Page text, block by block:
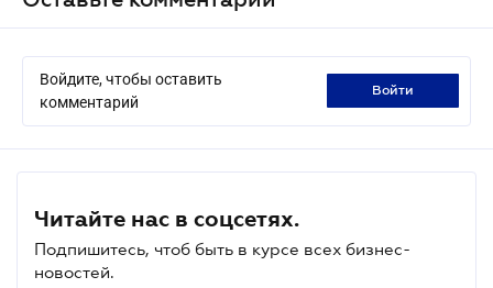
Войдите, чтобы оставить
комментарий
войти
Читайте нас в соцсетях.
Подпишитесь, чтоб быть в курсе всех бизнес-
новостей.